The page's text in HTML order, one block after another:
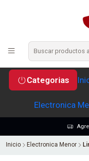
Categorias
Electronica
Inicio Electronica Menor